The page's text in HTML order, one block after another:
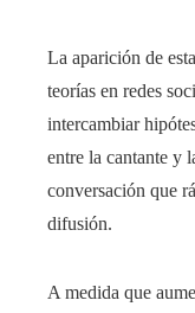
La aparición de
teorías en redes
intercambiar
entre la cantante y
conversación que
difusión.
A medida que